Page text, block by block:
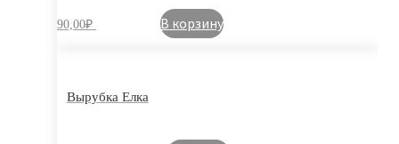
90,00₽ В корзину
Вырубка Елка